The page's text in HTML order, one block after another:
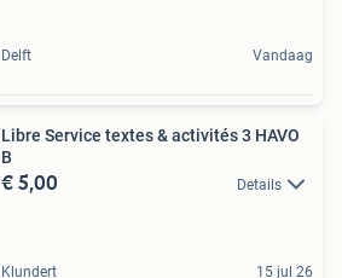
Delft Vandaag
Libre Service textes & activités 3 HAVO
B
€ 5,00 Details
Klundert 15 jul 26